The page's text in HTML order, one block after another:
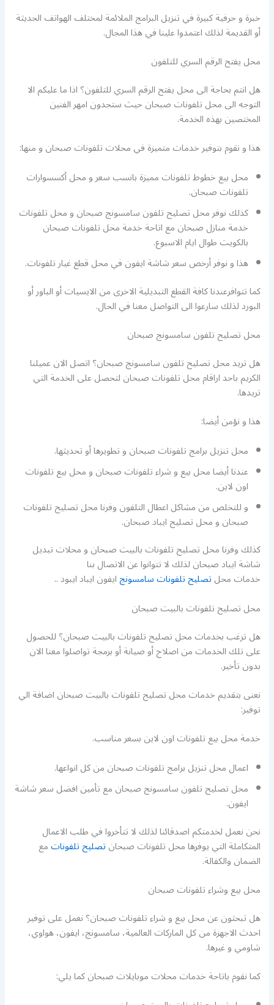
خبرة و حرفية كبيرة في تنزيل البرامج الملائمة لمختلف الهواتف الحديثة
أو القديمة لذلك اعتمدوا علينا في هذا المجال.
محل يفتح الرقم السري للتلفون
هل انتم بحاجة الى محل يفتح الرقم السري للتلفون؟ اذا ما عليكم الا
التوجه الى محل تلفونات صبحان حيث ستجدون امهر الفنين
المختصين بهذه الخدمة.
هذا و نقوم بتوفير خدمات متميزة في محلات تلفونات صبحان و منها:
محل بيع خطوط تلفونات مميزة بانسب سعر و محل أكسسوارات
تلفونات صبحان.
كذلك نوفر محل تصليح تلفون سامسونج صبحان و محل تلفونات
خدمة منازل صبحان مع اتاحة خدمة محل تلفونات صبحان
بالكويت طوال ايام الاسبوع.
هذا و نوفر أرخص سعر شاشة ايفون في محل قطع غيار تلفونات.
كما تتوافرعندنا كافة القطع التبديلية الاخرى من الايسيات أو الباور أو
البورد لذلك سارعوا الى التواصل معنا في الحال.
محل تصليح تلفون سامسونج صبحان
هل تريد محل تصليح تلفون سامسونج صبحان؟ اتصل الان عميلنا
الكريم باحد اراقام محل تلفونات صبحان لتحصل على الخدمة التي
تريدها.
هذا و نؤمن أيضا:
محل تنزيل برامج تلفونات صبحان و تطويرها أو تحديثها.
عندنا أيضا محل بيع و شراء تلفونات صبحان و محل بيع تلفونات
اون لاين.
و للتخلص من مشاكل اعطال التلفون وفرنا محل تصليح تلفونات
صبحان و محل تصليح ايباد صبحان.
كذلك وفرنا محل تصليح تلفونات بالبيت صبحان و محلات تبديل
شاشة ايباد صبحان لذلك لا تتوانوا عن الاتصال بنا
خدمات محلتصليح تلفونات سامسونجايفون ايباد ايبود ..
محل تصليح تلفونات بالبيت صبحان
هل ترغب بخدمات محل تصليح تلفونات بالبيت صبحان؟ للحصول
على تلك الخدمات من اصلاح أو صيانة أو برمجة تواصلوا معنا الان
بدون تأخير.
نعنى بتقديم خدمات محل تصليح تلفونات بالبيت صبحان اضافة الي
توفير:
خدمة محل بيع تلفونات اون لاين بسعر مناسب.
اعمال محل تنزيل برامج تلفونات صبحان من كل انواعها.
محل تصليح تلفون سامسونج صبحان مع تأمين افضل سعر شاشة
ايفون.
نحن نعمل لخدمتكم اصدقائنا لذلك لا تتأخروا في طلب الاعمال
المتكاملة التي يوفرها محل تلفونات صبحانتصليح تلفوناتمع
الضمان والكفالة.
محل بيع وشراء تلفونات صبحان
هل تبحثون عن محل بيع و شراء تلفونات صبحان؟ نعمل على توفير
احدث الاجهزة من كل الماركات العالمية، سامسونج، ايفون، هواوي،
شاومي و غيرها.
كما نقوم باتاحة خدمات محلات موبايلات صبحان كما يلي: